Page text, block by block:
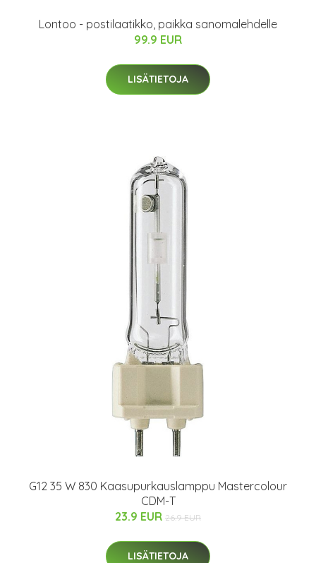
Lontoo - postilaatikko, paikka sanomalehdelle
99.9 EUR
LISÄTIETOJA
G12 35 W 830 Kaasupurkauslamppu Mastercolour
CDM-T
23.9 EUR 26.9 EUR
LISÄTIETOJA